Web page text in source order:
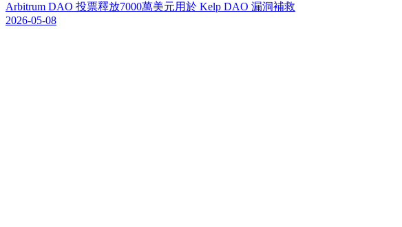
Arbitrum DAO 投票釋放7000萬美元用於 Kelp DAO 漏洞補救
2026-05-08